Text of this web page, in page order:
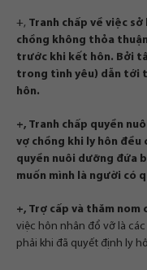
+, Tranh chấp về việc
chồng không thỏa
trước khi kết hôn. Bởi
trong tình yêu) dẫn tới
hôn.
+, Tranh chấp quyền
vợ chồng khi ly hôn đều
quyền nuôi dưỡng đứa
muốn mình là người có
+, Trợ cấp và thăm nom
việc hôn nhân đổ vỡ là
phải khi đã quyết định ly